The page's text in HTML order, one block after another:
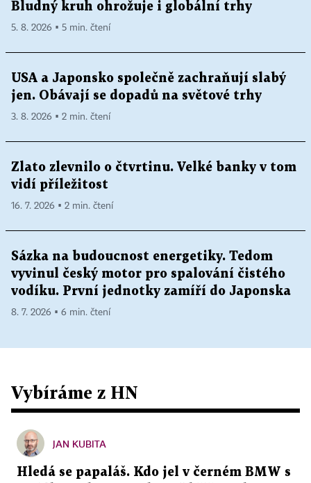
Bludný kruh ohrožuje i globální trhy
5. 8. 2026 ▪ 5 min. čtení
USA a Japonsko společně zachraňují slabý
jen. Obávají se dopadů na světové trhy
3. 8. 2026 ▪ 2 min. čtení
Zlato zlevnilo o čtvrtinu. Velké banky v tom
vidí příležitost
16. 7. 2026 ▪ 2 min. čtení
Sázka na budoucnost energetiky. Tedom
vyvinul český motor pro spalování čistého
vodíku. První jednotky zamíří do Japonska
8. 7. 2026 ▪ 6 min. čtení
Vybíráme z HN
JAN KUBITA
Hledá se papaláš. Kdo jel v černém BMW s